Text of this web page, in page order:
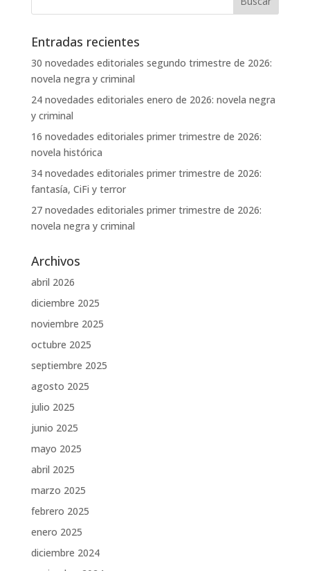
Entradas recientes
30 novedades editoriales segundo trimestre de 2026:
novela negra y criminal
24 novedades editoriales enero de 2026: novela negra
y criminal
16 novedades editoriales primer trimestre de 2026:
novela histórica
34 novedades editoriales primer trimestre de 2026:
fantasía, CiFi y terror
27 novedades editoriales primer trimestre de 2026:
novela negra y criminal
Archivos
abril 2026
diciembre 2025
noviembre 2025
octubre 2025
septiembre 2025
agosto 2025
julio 2025
junio 2025
mayo 2025
abril 2025
marzo 2025
febrero 2025
enero 2025
diciembre 2024